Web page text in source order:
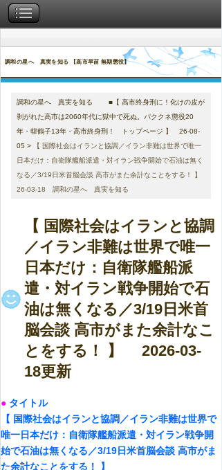
調和の星へ 真実を知る 【高市早苗 無期懲役】
調和の星へ 真実を知る ■【 高市終身刑に！化けの皮が
剥がれた高市は2060年代に獄中で死ぬ。パククネ懲役20
年・韓鶴子13年・高市終身刑！ トップページ 】 26-08-
05 >
【 国際社会はイランと協調／イラン非難は世界で唯一
日本だけ：自衛隊艦船派遣・対イラン戦争開始で石油は無く
なる／3/19日米首脳会談 高市がまた余計なことをする！ 】
26-03-18 調和の星へ 真実を知る
【 国際社会はイランと協調
／イラン非難は世界で唯一
日本だけ：自衛隊艦船派
遣・対イラン戦争開始で石
油は無くなる／3/19日米首
脳会談 高市がまた余計なこ
とをする！ 】 2026-03-
18更新
● タイトル
【 国際社会はイランと協調／イラン非難は世界で
唯一日本だけ：自衛隊艦船派遣・対イラン戦争開
始で石油は無くなる／3/19日米首脳会談 高市がま
た余計なことをする！
】